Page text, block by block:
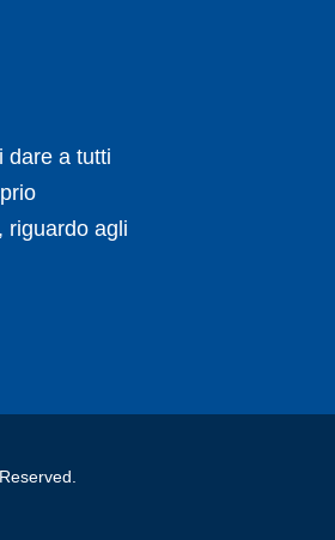
dare a tutti
riguardo agli